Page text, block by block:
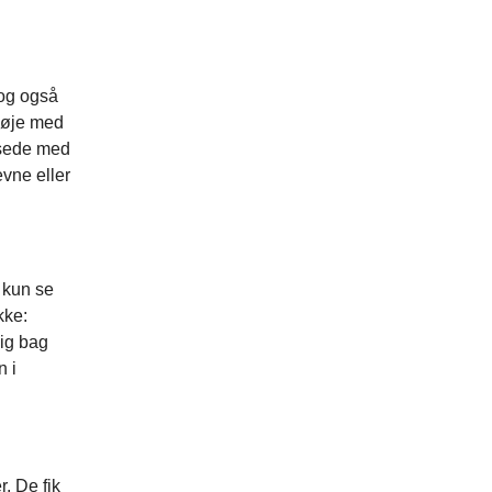
også
med
med
eller
se
bag
i
De fik